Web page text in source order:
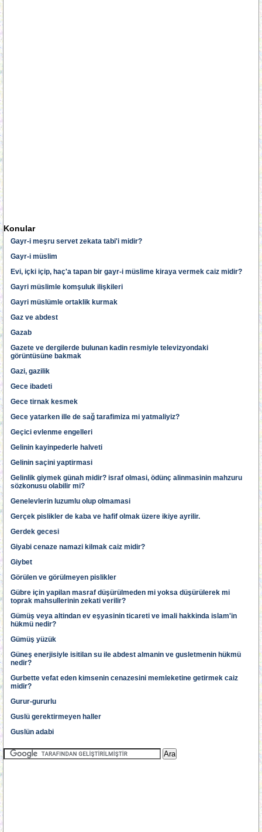
Konular
Gayr-i meşru servet zekata tabi'i midir?
Gayr-i müslim
Evi, içki içip, haç'a tapan bir gayr-i müslime kiraya vermek caiz midir?
Gayri müslimle komşuluk ilişkileri
Gayri müslümle ortaklik kurmak
Gaz ve abdest
Gazab
Gazete ve dergilerde bulunan kadin resmiyle televizyondaki
görüntüsüne bakmak
Gazi, gazilik
Gece ibadeti
Gece tirnak kesmek
Gece yatarken ille de sağ tarafimiza mi yatmaliyiz?
Geçici evlenme engelleri
Gelinin kayinpederle halveti
Gelinin saçini yaptirmasi
Gelinlik giymek günah midir? israf olmasi, ödünç alinmasinin mahzuru
sözkonusu olabilir mi?
Genelevlerin luzumlu olup olmamasi
Gerçek pislikler de kaba ve hafif olmak üzere ikiye ayrilir.
Gerdek gecesi
Giyabi cenaze namazi kilmak caiz midir?
Giybet
Görülen ve görülmeyen pislikler
Gübre için yapilan masraf düşürülmeden mi yoksa düşürülerek mi
toprak mahsullerinin zekati verilir?
Gümüş veya altindan ev eşyasinin ticareti ve imali hakkinda islam'in
hükmü nedir?
Gümüş yüzük
Güneş enerjisiyle isitilan su ile abdest almanin ve gusletmenin hükmü
nedir?
Gurbette vefat eden kimsenin cenazesini memleketine getirmek caiz
midir?
Gurur-gururlu
Guslü gerektirmeyen haller
Guslün adabi